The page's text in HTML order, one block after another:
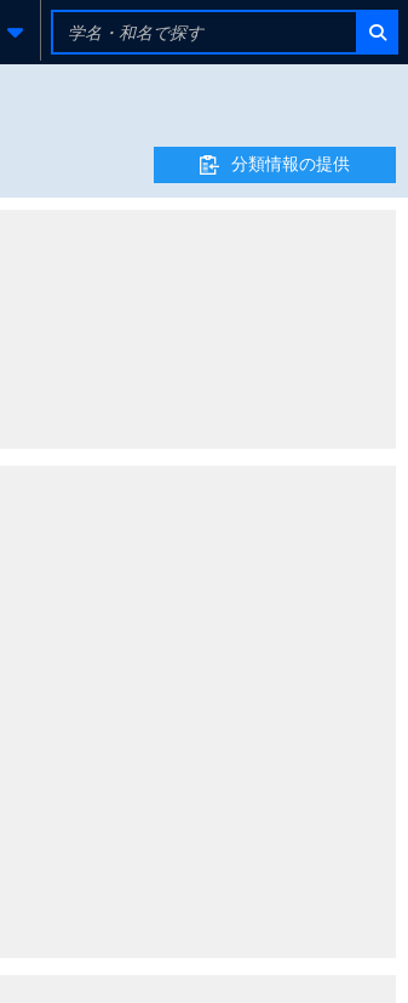
分類情報の提供